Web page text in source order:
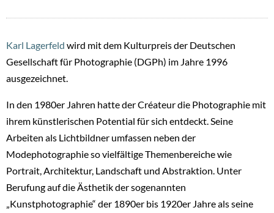
Karl Lagerfeld wird mit dem Kulturpreis der Deutschen
Gesellschaft für Photographie (DGPh) im Jahre 1996
ausgezeichnet.
In den 1980er Jahren hatte der Créateur die Photographie mit
ihrem künstlerischen Potential für sich entdeckt. Seine
Arbeiten als Lichtbildner umfassen neben der
Modephotographie so vielfältige Themenbereiche wie
Portrait, Architektur, Landschaft und Abstraktion. Unter
Berufung auf die Ästhetik der sogenannten
„Kunstphotographie“ der 1890er bis 1920er Jahre als seine